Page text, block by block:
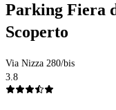
Parking Fiera
Scoperto
Via Nizza 280/bis
3.8